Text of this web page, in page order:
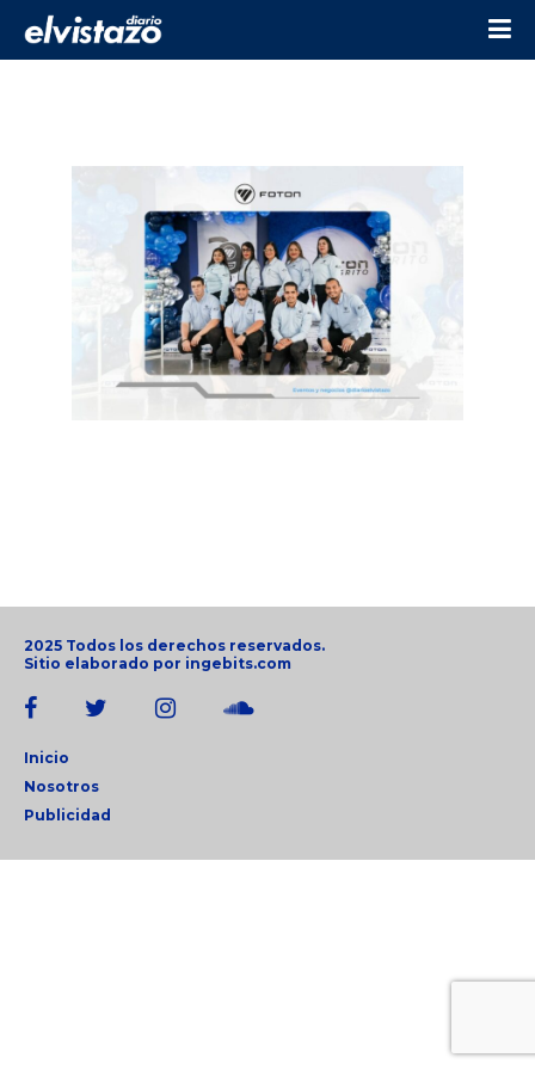
2025 Todos los derechos reservados.
Sitio elaborado por ingebits.com
Inicio
Nosotros
Publicidad